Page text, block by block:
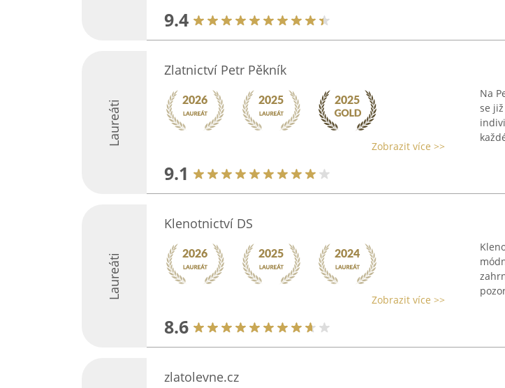
9.4
Laureáti
Zlatnictví Petr Pěkník
Zobrazit více >>
9.1
Na
se
Laureáti
Klenotnictví DS
Zobrazit více >>
8.6
zlatolevne.cz